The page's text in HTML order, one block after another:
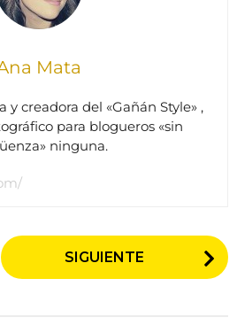
Mata
y creadora del «Gañán Style» ,
para blogueros «sin
ninguna.
SIGUIENTE